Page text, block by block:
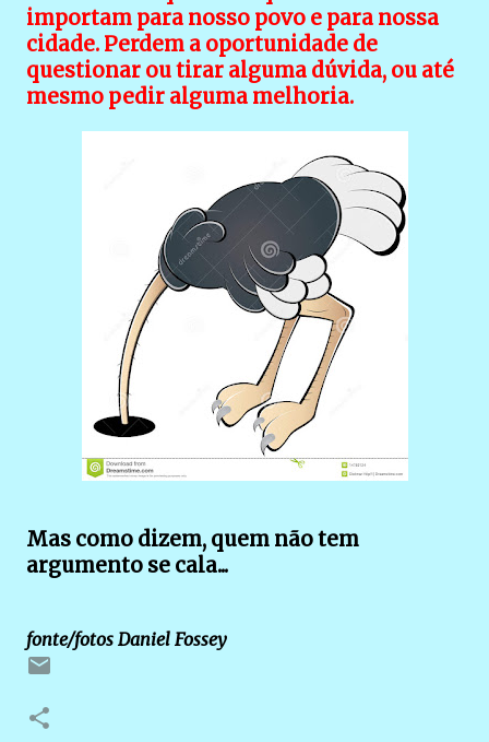
importam para nosso povo e para nossa
cidade. Perdem a oportunidade de
questionar ou tirar alguma dúvida, ou até
mesmo pedir alguma melhoria.
Mas como dizem, quem não tem
argumento se cala...
fonte/fotos Daniel Fossey